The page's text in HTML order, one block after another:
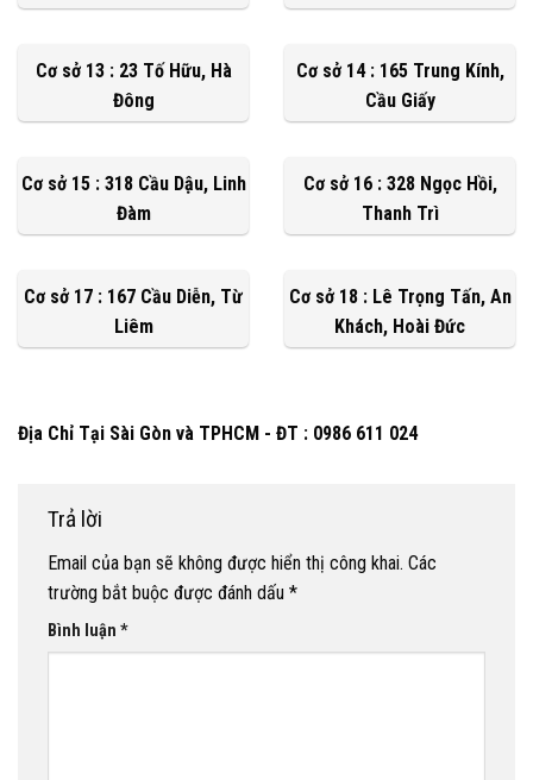
Cơ sở 13 : 23 Tố Hữu, Hà
Đông
Cơ sở 14 : 165 Trung Kính,
Cầu Giấy
Cơ sở 15 : 318 Cầu Dậu, Linh
Đàm
Cơ sở 16 : 328 Ngọc Hồi,
Thanh Trì
Cơ sở 17 : 167 Cầu Diễn, Từ
Liêm
Cơ sở 18 : Lê Trọng Tấn, An
Khách, Hoài Đức
Địa Chỉ Tại Sài Gòn và TPHCM - ĐT : 0986 611 024
Trả lời
Email của bạn sẽ không được hiển thị công khai. Các
trường bắt buộc được đánh dấu *
Bình luận *